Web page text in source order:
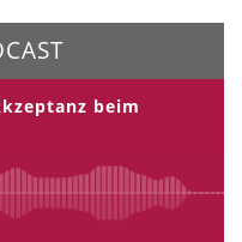
beim